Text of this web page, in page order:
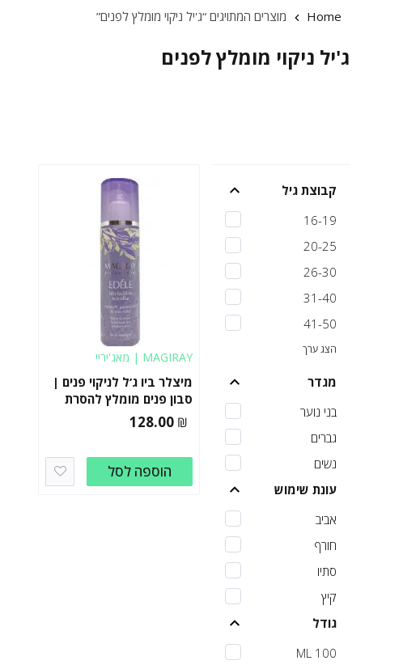
Home מוצרים המתויגים “ג'יל ניקוי מומלץ לפנים”
ג'יל ניקוי מומלץ לפנים
קבוצת גיל
16-19
20-25
26-30
31-40
41-50
הצג ערך
מגדר
בני נוער
גברים
נשים
עונת שימוש
אביב
חורף
סתיו
קיץ
גודל
100 ML
MAGIRAY | מאג'יריי
מיצלר ביו ג’ל לניקוי פנים |
סבון פנים מומלץ להסרת
איפור128.00 ₪
הוספה לסל